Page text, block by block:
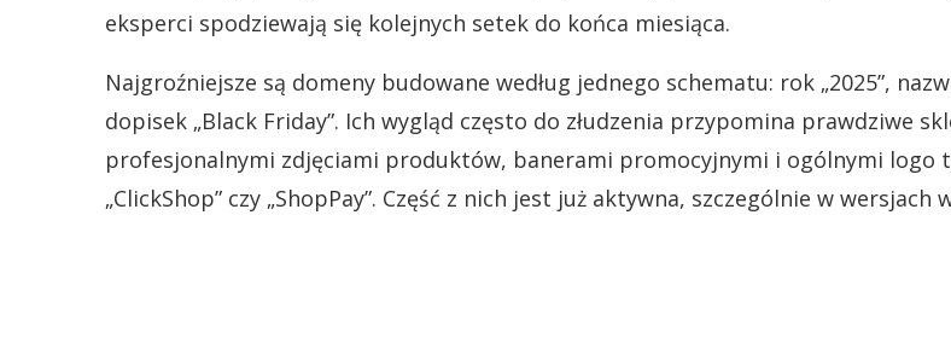
eksperci spodziewają się kolejnych setek do końca miesiąca.
Najgroźniejsze są domeny budowane według jednego schematu: rok „2025”,
dopisek „Black Friday”. Ich wygląd często do złudzenia przypomina prawdziwe
profesjonalnymi zdjęciami produktów, banerami promocyjnymi i ogólnymi logo
„ClickShop” czy „ShopPay”. Część z nich jest już aktywna, szczególnie w wersjach